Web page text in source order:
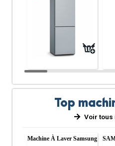
Top
Voir tous
Machine À Laver Samsung